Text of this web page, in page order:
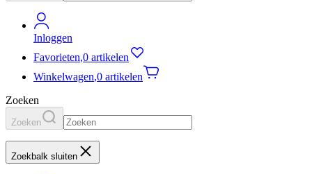
Inloggen
Favorieten,0 artikelen
Winkelwagen,0 artikelen
Zoeken
Zoeken
Zoekbalk sluiten